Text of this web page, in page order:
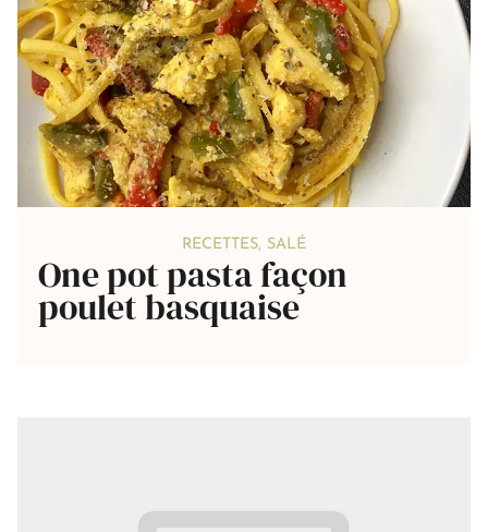
RECETTES, SALÉ
One pot pasta façon
poulet basquaise